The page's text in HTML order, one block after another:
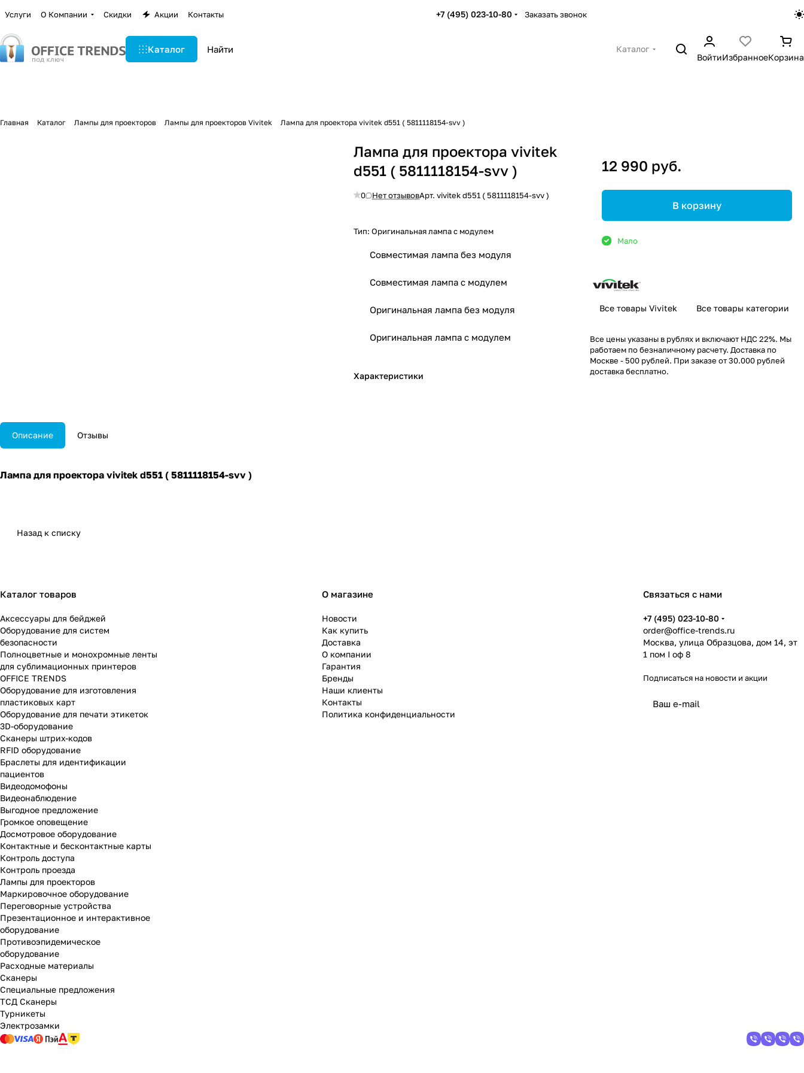
Услуги О Компании Скидки Акции Контакты +7 (495) 023-10-80 Заказать звонок
Каталог
Каталог
ВойтиИзбранноеКорзина
Главная Каталог Лампы для проекторов Лампы для проекторов Vivitek Лампа для проектора vivitek d551 ( 5811118154-svv )
Лампа для проектора vivitek
d551 ( 5811118154-svv )
0 Нет отзывовАрт.vivitek d551 ( 5811118154-svv )
Тип:Оригинальная лампа с модулем
Совместимая лампа без модуля
Совместимая лампа с модулем
Оригинальная лампа без модуля
Оригинальная лампа с модулем
Характеристики
12 990 руб.
В корзину
Мало
Все товары Vivitek Все товары категории
Все цены указаны в рублях и включают НДС 22%. Мы
работаем по безналичному расчету. Доставка по
Москве - 500 рублей. При заказе от 30.000 рублей
доставка бесплатно.
Описание Отзывы
Лампа для проектора vivitek d551 ( 5811118154-svv )
Назад к списку
Каталог товаров
Аксессуары для бейджей
Оборудование для систем
безопасности
Полноцветные и монохромные ленты
для сублимационных принтеров
OFFICE TRENDS
Оборудование для изготовления
пластиковых карт
Оборудование для печати этикеток
3D-оборудование
Cканеры штрих-кодов
RFID оборудование
Браслеты для идентификации
пациентов
Видеодомофоны
Видеонаблюдение
Выгодное предложение
Громкое оповещение
Досмотровое оборудование
Контактные и бесконтактные карты
Контроль доступа
Контроль проезда
Лампы для проекторов
Маркировочное оборудование
Переговорные устройства
Презентационное и интерактивное
оборудование
Противоэпидемическое
оборудование
Расходные материалы
Сканеры
Специальные предложения
ТСД Сканеры
Турникеты
Электрозамки
О магазине
Новости
Как купить
Доставка
О компании
Гарантия
Бренды
Наши клиенты
Контакты
Политика конфиденциальности
Связаться с нами
+7 (495) 023-10-80
order@office-trends.ru
Москва, улица Образцова, дом 14, эт
1 пом I оф 8
Подписаться на новости и акции